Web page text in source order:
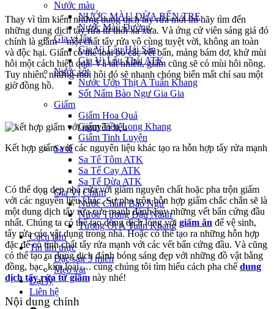
Nước màu
NƯỚC MÀU DỪA BẾN TRE
Nước Màu Đường
Gia vị lẩu
Gia Vị Lẩu Hải Sản
Gia Vị Lẩu Thái ATK
Nước sốt
Nước Ướp Thịt A Tuấn Khang
Sốt Nấm Bào Ngư Gia Gia
Giấm
Giấm Hoa Quả
Giấm Tiều Long Khang
Giấm Tinh Luyện
Sa tế
Sa Tế Tôm ATK
Sa Tế Cay ATK
Sa Tế Dừa ATK
Gia Vị Chấm
Nước Chấm Bào Ngư
Nước Tương Đậu Nành
Tương Ớt A Tuấn Khang
Cách làm
Tin ẩm thực
Đặc sản 3 miền
Mẹo vặt
Đại lý
Liên hệ
Thay vì tìm kiếm những dung dịch tẩy rửa mới thì hãy tìm đến
những dung dịch tẩy rửa từ thời xa xưa. Và ứng cử viên sáng giá đó
chính là giấm – một chất tẩy rửa vô cùng tuyệt vời, không an toàn
và độc hại. Giấm có thể loại bỏ các vết bẩn, mảng bám dơ, khử mùi
hôi một cách hiệu quả. Và tất nhiên, giấm cũng sẽ có mùi hôi nồng.
Tuy nhiên, những mùi hôi đó sẽ nhanh chóng biến mất chỉ sau một
giờ đồng hồ.
Kết hợp giấm với các nguyên liệu khác tạo ra hỗn hợp tẩy rửa mạnh
Có thể dọn dẹp nhà cửa với giấm nguyên chất hoặc pha trộn giấm
với các nguyên liệu khác. Sự pha trộn hỗn hợp giấm chắc chắn sẽ là
một dung dịch tẩy rửa cực mạnh đánh bay những vết bẩn cứng đầu
nhất. Chúng ta có thể tạo dung dịch lỏng với giấm ăn để vệ sinh,
tẩy rửa các vật dụng trong nhà. Hoặc có thể tạo ra những hỗn hợp
đặc để có tính chất tẩy rửa mạnh với các vết bẩn cứng đầu. Và cũng
có thể tạo ra dung dịch đánh bóng sáng đẹp với những đồ vật bằng
đồng, bạc, kim loại…. cùng chúng tôi tìm hiểu cách pha chế dung
dịch tẩy rửa từ giấm này nhé!
Nội dung chính